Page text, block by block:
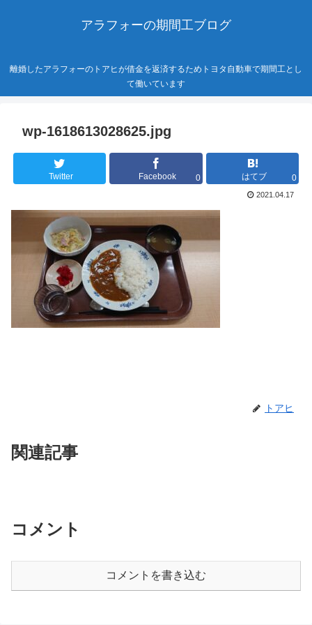
アラフォーの期間工ブログ
離婚したアラフォーのトアヒが借金を返済するためトヨタ自動車で期間工とし
て働いています
wp-1618613028625.jpg
Twitter Facebook 0 はてブ 0
2021.04.17
トアヒ
関連記事
コメント
コメントを書き込む